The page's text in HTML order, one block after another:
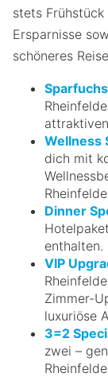
stets
Ersparnisse
schöneres
Wellness
dich mit
Dinner
enthalten.
VIP
Zimmer-
luxuriöse
3=2
zwei –